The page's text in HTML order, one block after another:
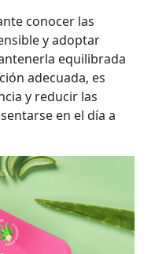
conocer las
y adoptar
equilibrada
adecuada, es
y reducir las
en el día a